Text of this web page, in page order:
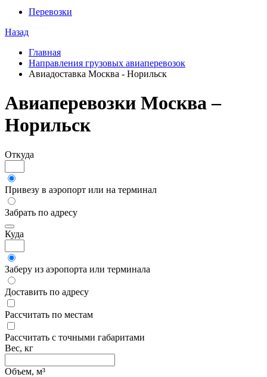
Перевозки
Назад
Главная
Направления грузовых авиаперевозок
Авиадоставка Москва - Норильск
Авиаперевозки Москва –
Норильск
Откуда
Привезу в аэропорт или на терминал
Забрать по адресу
Куда
Заберу из аэропорта или терминала
Доставить по адресу
Рассчитать по местам
Рассчитать с точными габаритами
Вес, кг
Объем, м³